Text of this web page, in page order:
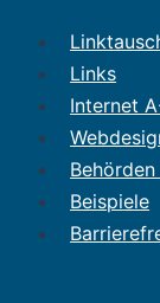
Links
Internet
Beispiele